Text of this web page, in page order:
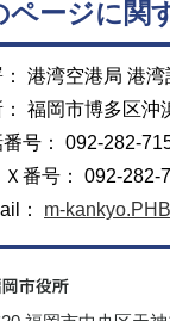
ページに関
港湾空港局 港
福岡市博多区沖
番号： 092-282-
Ｘ番号： 092-282-
： m-